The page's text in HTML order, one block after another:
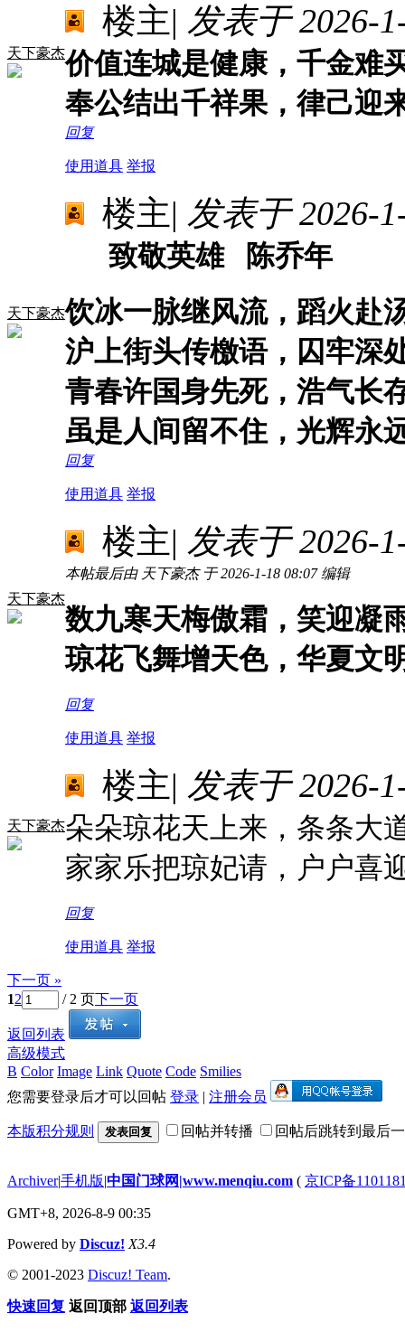
天下豪杰
楼主| 发表于 2026-
价值连城是健康，千金难
奉公结出千祥果，律己迎
回复
使用道具 举报
天下豪杰
楼主| 发表于 2026-
致敬英雄 陈乔年
饮冰一脉继风流，蹈火赴
沪上街头传檄语，囚牢深
青春许国身先死，浩气长
虽是人间留不住，光辉永
回复
使用道具 举报
天下豪杰
楼主| 发表于 2026-
本帖最后由 天下豪杰 于 2026-1-18 08:07 编辑
数九寒天梅傲霜，笑迎凝
琼花飞舞增天色，华夏文
回复
使用道具 举报
天下豪杰
楼主| 发表于 2026-
朵朵琼花天上来，条条大
家家乐把琼妃请，户户喜
回复
使用道具 举报
下一页 »
12 / 2 页下一页
返回列表
高级模式
B Color Image Link Quote Code Smilies
您需要登录后才可以回帖 登录 | 注册会员
本版积分规则 发表回复 回帖并转播 回帖后跳转到最后
Archiver|手机版|中国门球网|www.menqiu.com ( 京ICP备
GMT+8, 2026-8-9 00:35
Powered by Discuz! X3.4
© 2001-2023 Discuz! Team.
快速回复 返回顶部 返回列表